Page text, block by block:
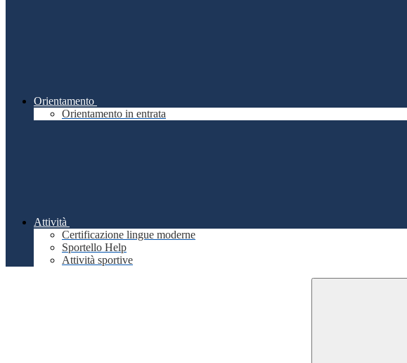
Orientamento
Orientamento in entrata
Attività
Certificazione lingue moderne
Sportello Help
Attività sportive